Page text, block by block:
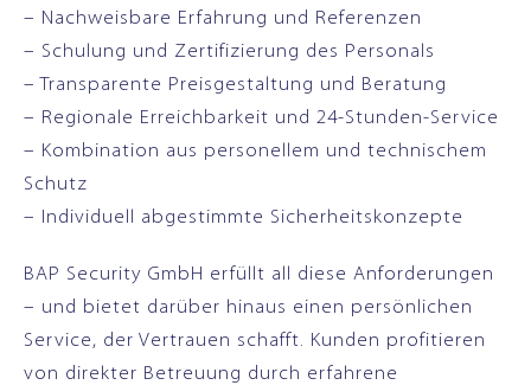
– Nachweisbare Erfahrung und Referenzen
– Schulung und Zertifizierung des Personals
– Transparente Preisgestaltung und Beratung
– Regionale Erreichbarkeit und 24-Stunden-Service
– Kombination aus personellem und technischem
Schutz
– Individuell abgestimmte Sicherheitskonzepte
BAP Security GmbH erfüllt all diese Anforderungen
– und bietet darüber hinaus einen persönlichen
Service, der Vertrauen schafft. Kunden profitieren
von direkter Betreuung durch erfahrene